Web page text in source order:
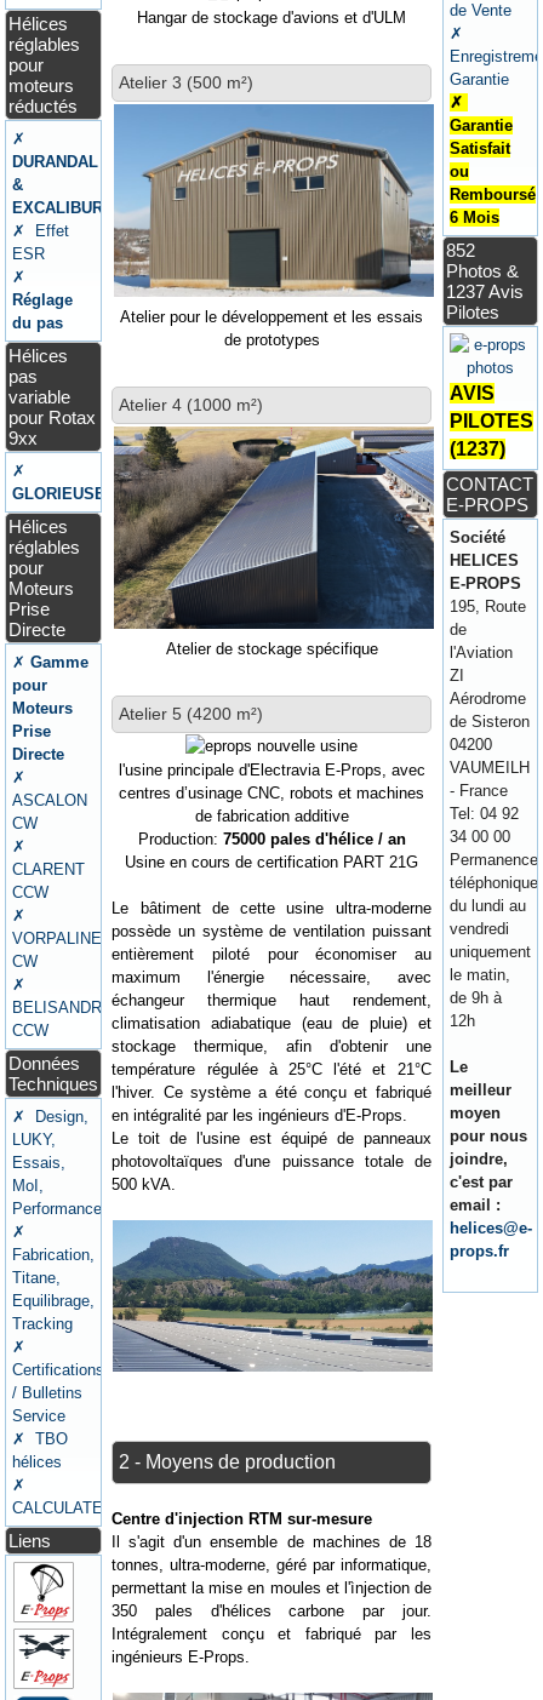
Hélices
réglables
pour
moteurs
réductés
✗
DURANDAL
&
EXCALIBUR
✗ Effet
ESR
✗
Réglage
du pas
Hélices
pas
variable
pour Rotax
9xx
✗
GLORIEUSE
Hélices
réglables
pour
Moteurs
Prise
Directe
✗Gamme
pour
Moteurs
Prise
Directe
✗
ASCALON
CW
✗
CLARENT
CCW
✗
VORPALINE
CW
✗
BELISANDRE
CCW
Données
Techniques
✗ Design,
LUKY,
Essais,
MoI,
Performances
✗
Fabrication,
Titane,
Equilibrage,
Tracking
✗
Certifications
/ Bulletins
Service
✗ TBO
hélices
✗
CALCULATEURS
Liens
Hangar de stockage d'avions et d'ULM
Atelier 3 (500 m²)
Atelier pour le développement et les essais
de prototypes
Atelier 4 (1000 m²)
Atelier de stockage spécifique
Atelier 5 (4200 m²)
l'usine principale d'Electravia E-Props, avec
centres d’usinage CNC, robots et machines
de fabrication additive
Production: 75000 pales d'hélice / an
Usine en cours de certification PART 21G
Le bâtiment de cette usine ultra-moderne
possède un système de ventilation puissant
entièrement piloté pour économiser au
maximum l'énergie nécessaire, avec
échangeur thermique haut rendement,
climatisation adiabatique (eau de pluie) et
stockage thermique, afin d'obtenir une
température régulée à 25°C l'été et 21°C
l'hiver. Ce système a été conçu et fabriqué
en intégralité par les ingénieurs d'E-Props.
Le toit de l'usine est équipé de panneaux
photovoltaïques d'une puissance totale de
500 kVA.
2 - Moyens de production
Centre d'injection RTM sur-mesure
Il s'agit d'un ensemble de machines de 18
tonnes, ultra-moderne, géré par informatique,
permettant la mise en moules et l'ìnjection de
350 pales d'hélices carbone par jour.
Intégralement conçu et fabriqué par les
ingénieurs E-Props.
de Vente
✗
Garantie
✗
Garantie
Satisfait
ou
Remboursé
6 Mois
852
Photos &
1237 Avis
Pilotes
AVIS
PILOTES
(1237)
CONTACT
E-PROPS
Société
HELICES
E-PROPS
195, Route
de
l'Aviation
ZI
Aérodrome
de Sisteron
04200
VAUMEILH
- France
Tel: 04 92
34 00 00
Permanence
téléphonique
du lundi au
vendredi
uniquement
le matin,
de 9h à
12h
Le
meilleur
moyen
pour nous
joindre,
c'est par
email :
helices@e-
props.fr